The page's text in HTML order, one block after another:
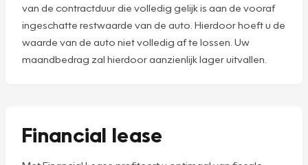
van de contractduur die volledig gelijk is aan de vooraf
ingeschatte restwaarde van de auto. Hierdoor hoeft u de
waarde van de auto niet volledig af te lossen. Uw
maandbedrag zal hierdoor aanzienlijk lager uitvallen.
Financial lease